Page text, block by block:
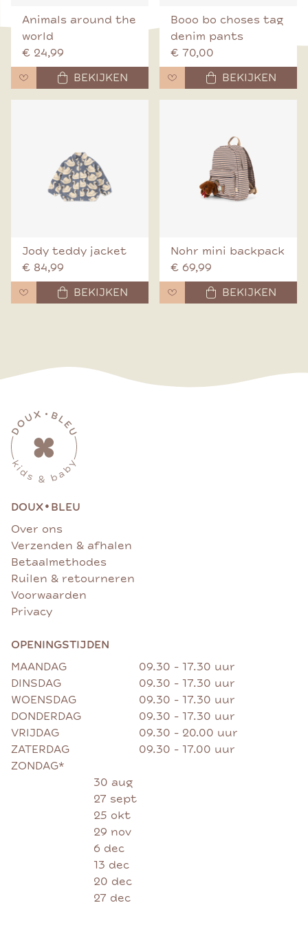
Animals around the
world
€ 24,99
BEKIJKEN
Booo bo choses tag
denim pants
€ 70,00
BEKIJKEN
Jody teddy jacket
€ 84,99
BEKIJKEN
Nohr mini backpack
€ 69,99
BEKIJKEN
DOUX• BLEU
Over ons
Verzenden & afhalen
Betaalmethodes
Ruilen & retourneren
Voorwaarden
Privacy
OPENINGSTIJDEN
MAANDAG
09.30 - 17.30 uur
DINSDAG
09.30 - 17.30 uur
WOENSDAG
09.30 - 17.30 uur
DONDERDAG
09.30 - 17.30 uur
VRIJDAG
09.30 - 20.00 uur
ZATERDAG
09.30 - 17.00 uur
ZONDAG*
30 aug
27 sept
25 okt
29 nov
6 dec
13 dec
20 dec
27 dec